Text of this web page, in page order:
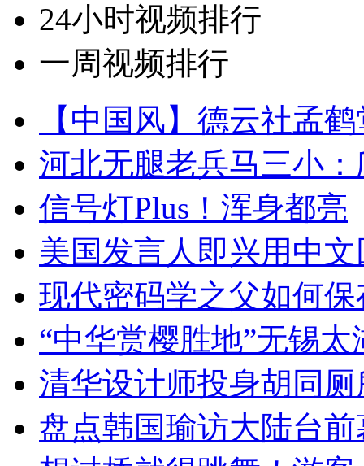
24小时视频排行
一周视频排行
【中国风】德云社孟
河北无腿老兵马三小
信号灯Plus！浑身都亮
美国发言人即兴用中
现代密码学之父如何
“中华赏樱胜地”无锡
清华设计师投身胡同
盘点韩国瑜访大陆台